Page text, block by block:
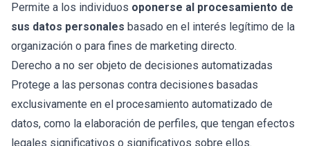
Permite a los individuos oponerse al procesamiento de
sus datos personales basado en el interés legítimo de la
organización o para fines de marketing directo.
Derecho a no ser objeto de decisiones automatizadas
Protege a las personas contra decisiones basadas
exclusivamente en el procesamiento automatizado de
datos, como la elaboración de perfiles, que tengan efectos
legales significativos o significativos sobre ellos.